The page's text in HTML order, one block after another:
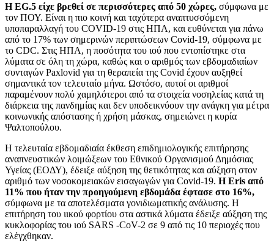
Η EG.5 είχε βρεθεί σε περισσότερες από 50 χώρες, σύμφωνα με
τον ΠΟΥ. Είναι η πιο κοινή και ταχύτερα αναπτυσσόμενη
υποπαραλλαγή του COVID-19 στις ΗΠΑ, και ευθύνεται για πάνω
από το 17% των σημερινών περιπτώσεων Covid-19, σύμφωνα με
το CDC. Στις ΗΠΑ, η ποσότητα του ιού που εντοπίστηκε στα
λύματα σε όλη τη χώρα, καθώς και ο αριθμός των εβδομαδιαίων
συνταγών Paxlovid για τη θεραπεία της Covid έχουν αυξηθεί
σημαντικά τον τελευταίο μήνα. Ωστόσο, αυτοί οι αριθμοί
παραμένουν πολύ χαμηλότεροι από τα στοιχεία νοσηλείας κατά τη
διάρκεια της πανδημίας και δεν υποδεικνύουν την ανάγκη για μέτρα
κοινωνικής απόστασης ή χρήση μάσκας, σημειώνει η κυρία
Ψαλτοπούλου.
Η τελευταία εβδομαδιαία έκθεση επιδημιολογικής επιτήρησης
αναπνευστικών λοιμώξεων του Εθνικού Οργανισμού Δημόσιας
Υγείας (ΕΟΔΥ), έδειξε αύξηση της θετικότητας και αύξηση στον
αριθμό των νοσοκομειακών εισαγωγών για Covid-19. Η Eris από
11% που ήταν την προηγούμενη εβδομάδα έφτασε στο 16%,
σύμφωνα με τα αποτελέσματα γονιδιωματικής ανάλυσης. Η
επιτήρηση του ιικού φορτίου στα αστικά λύματα έδειξε αύξηση της
κυκλοφορίας του ιού SARS -CoV-2 σε 9 από τις 10 περιοχές που
ελέγχθηκαν.